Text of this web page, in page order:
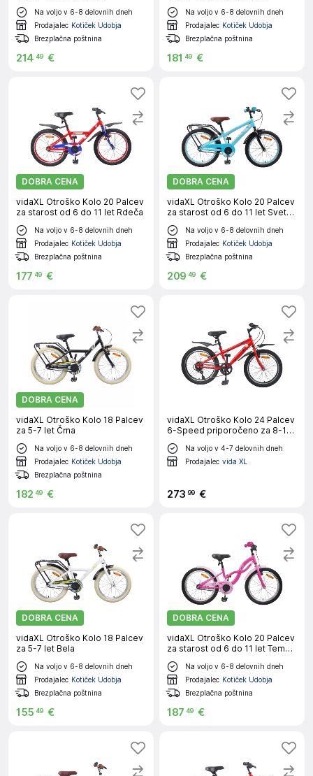
Na voljo v 6-8 delovnih dneh
Prodajalec Kotiček Udobja
Brezplačna poštnina
214 49 €
Na voljo v 6-8 delovnih dneh
Prodajalec Kotiček Udobja
Brezplačna poštnina
181 49 €
DOBRA CENA
vidaXL Otroško Kolo 20 Palcev
za starost od 6 do 11 let Rdeča
Na voljo v 6-8 delovnih dneh
Prodajalec Kotiček Udobja
Brezplačna poštnina
177 49 €
DOBRA CENA
vidaXL Otroško Kolo 20 Palcev
za starost od 6 do 11 let Sveta
modra
Na voljo v 6-8 delovnih dneh
Prodajalec Kotiček Udobja
Brezplačna poštnina
209 49 €
DOBRA CENA
vidaXL Otroško Kolo 18 Palcev
za 5-7 let Črna
Na voljo v 6-8 delovnih dneh
Prodajalec Kotiček Udobja
Brezplačna poštnina
182 49 €
vidaXL Otroško Kolo 24 Palcev
6-Speed priporočeno za 8-12
let Rdeča
Na voljo v 4-7 delovnih dneh
Prodajalec vida XL
273 99 €
DOBRA CENA
vidaXL Otroško Kolo 18 Palcev
za 5-7 let Bela
Na voljo v 6-8 delovnih dneh
Prodajalec Kotiček Udobja
Brezplačna poštnina
155 49 €
DOBRA CENA
vidaXL Otroško Kolo 20 Palcev
za starost od 6 do 11 let Temno
roza
Na voljo v 6-8 delovnih dneh
Prodajalec Kotiček Udobja
Brezplačna poštnina
187 49 €